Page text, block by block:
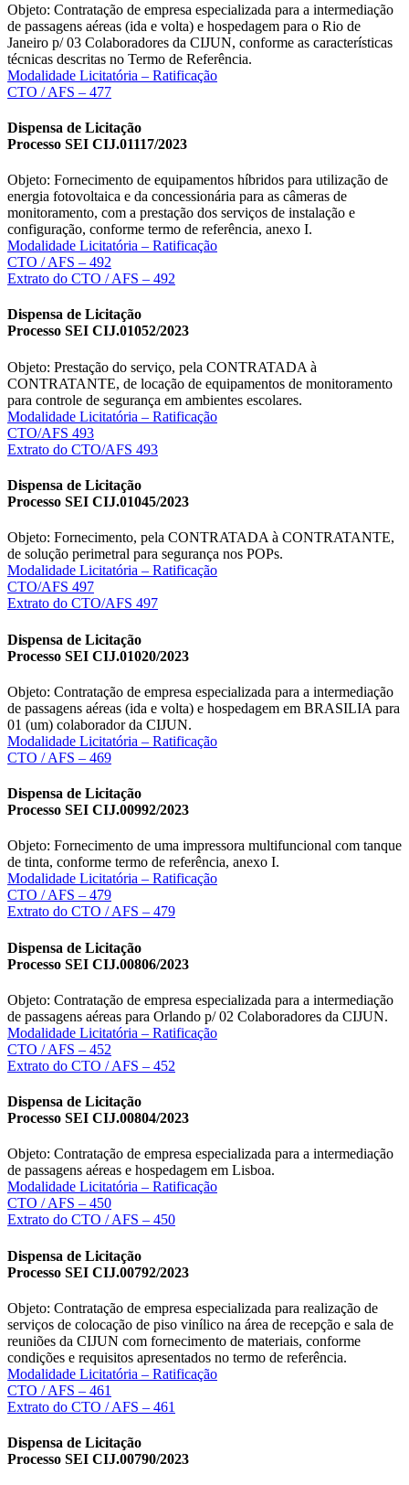
Objeto: Contratação de empresa especializada para a intermediação
de passagens aéreas (ida e volta) e hospedagem para o Rio de
Janeiro p/ 03 Colaboradores da CIJUN, conforme as características
técnicas descritas no Termo de Referência.
Modalidade Licitatória – Ratificação
CTO / AFS – 477
Dispensa de Licitação
Processo SEI CIJ.01117/2023
Objeto: Fornecimento de equipamentos híbridos para utilização de
energia fotovoltaica e da concessionária para as câmeras de
monitoramento, com a prestação dos serviços de instalação e
configuração, conforme termo de referência, anexo I.
Modalidade Licitatória – Ratificação
CTO / AFS – 492
Extrato do CTO / AFS – 492
Dispensa de Licitação
Processo SEI CIJ.01052/2023
Objeto: Prestação do serviço, pela CONTRATADA à
CONTRATANTE, de locação de equipamentos de monitoramento
para controle de segurança em ambientes escolares.
Modalidade Licitatória – Ratificação
CTO/AFS 493
Extrato do CTO/AFS 493
Dispensa de Licitação
Processo SEI CIJ.01045/2023
Objeto: Fornecimento, pela CONTRATADA à CONTRATANTE,
de solução perimetral para segurança nos POPs.
Modalidade Licitatória – Ratificação
CTO/AFS 497
Extrato do CTO/AFS 497
Dispensa de Licitação
Processo SEI CIJ.01020/2023
Objeto: Contratação de empresa especializada para a intermediação
de passagens aéreas (ida e volta) e hospedagem em BRASILIA para
01 (um) colaborador da CIJUN.
Modalidade Licitatória – Ratificação
CTO / AFS – 469
Dispensa de Licitação
Processo SEI CIJ.00992/2023
Objeto: Fornecimento de uma impressora multifuncional com tanque
de tinta, conforme termo de referência, anexo I.
Modalidade Licitatória – Ratificação
CTO / AFS – 479
Extrato do CTO / AFS – 479
Dispensa de Licitação
Processo SEI CIJ.00806/2023
Objeto: Contratação de empresa especializada para a intermediação
de passagens aéreas para Orlando p/ 02 Colaboradores da CIJUN.
Modalidade Licitatória – Ratificação
CTO / AFS – 452
Extrato do CTO / AFS – 452
Dispensa de Licitação
Processo SEI CIJ.00804/2023
Objeto: Contratação de empresa especializada para a intermediação
de passagens aéreas e hospedagem em Lisboa.
Modalidade Licitatória – Ratificação
CTO / AFS – 450
Extrato do CTO / AFS – 450
Dispensa de Licitação
Processo SEI CIJ.00792/2023
Objeto: Contratação de empresa especializada para realização de
serviços de colocação de piso vinílico na área de recepção e sala de
reuniões da CIJUN com fornecimento de materiais, conforme
condições e requisitos apresentados no termo de referência.
Modalidade Licitatória – Ratificação
CTO / AFS – 461
Extrato do CTO / AFS – 461
Dispensa de Licitação
Processo SEI CIJ.00790/2023